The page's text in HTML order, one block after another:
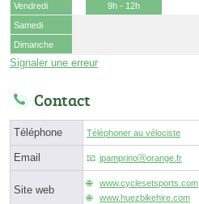
Vendredi
9h - 12h
Samedi
Dimanche
Signaler une erreur
Contact
Téléphone Téléphoner au vélociste
Email jpamprinoⓐorange.fr
Site web
www.cyclesetsports.com
www.huezbikehire.com